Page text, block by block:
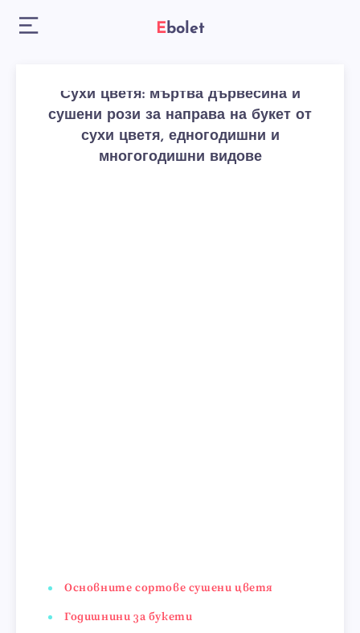
Ebolet
Сухи цветя: мъртва дървесина и
сушени рози за направа на букет от
сухи цветя, едногодишни и
многогодишни видове
Основните сортове сушени цветя
Годишнини за букети